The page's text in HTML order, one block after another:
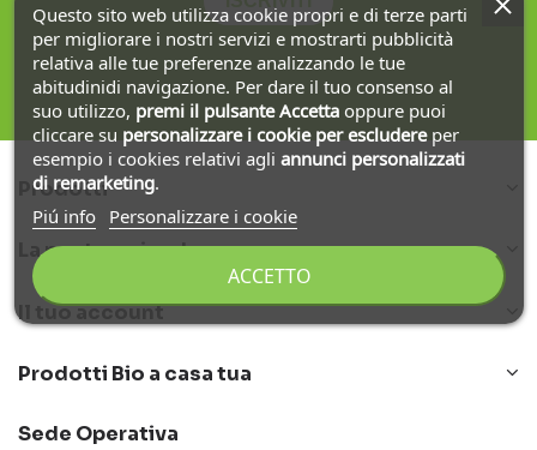
Prodotti
La nostra azienda
Il tuo account
Prodotti Bio a casa tua
Sede Operativa
Questo sito web utilizza cookie propri e di terze parti
per migliorare i nostri servizi e mostrarti pubblicità
relativa alle tue preferenze analizzando le tue
abitudinidi navigazione. Per dare il tuo consenso al
suo utilizzo, premi il pulsante Accettaoppure puoi
cliccare su personalizzare i cookie per escludereper
esempio i cookies relativi agli annunci personalizzati
di remarketing.
Piú info
Personalizzare i cookie
ACCETTO